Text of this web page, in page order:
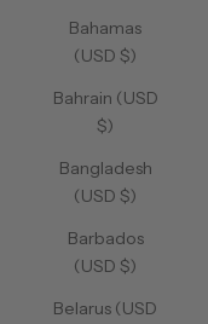
Bahamas
(USD $)
Bahrain (USD
$)
Bangladesh
(USD $)
Barbados
(USD $)
Belarus (USD